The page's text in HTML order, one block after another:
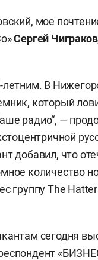
мое
Сергей Чиграков
В
который
радио“, —
добавил, что
количество
группу The
сегодня